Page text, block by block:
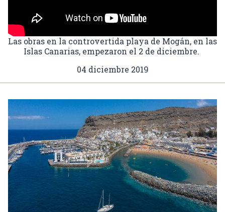
Las obras en la controvertida playa de Mogán, en las
Islas Canarias, empezaron el 2 de diciembre.
04 diciembre 2019